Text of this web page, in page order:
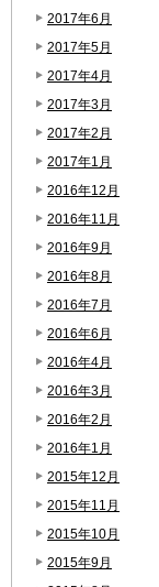
2017年6月
2017年5月
2017年4月
2017年3月
2017年2月
2017年1月
2016年12月
2016年11月
2016年9月
2016年8月
2016年7月
2016年6月
2016年4月
2016年3月
2016年2月
2016年1月
2015年12月
2015年11月
2015年10月
2015年9月